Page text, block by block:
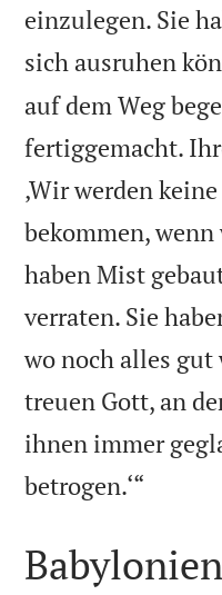
einzulegen. Sie
sich ausruhen
auf dem Weg
fertiggemacht.
‚Wir werden
bekommen,
haben Mist
verraten. Sie
wo noch alles gut
treuen Gott, an
ihnen immer
betrogen.‘“